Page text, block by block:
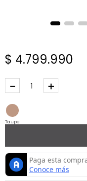
$ 4.799.990
＋
－
Taupe